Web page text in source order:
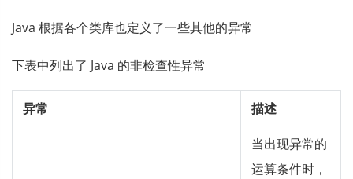
Java 根据各个类库也定义了一些其他的异常
下表中列出了 Java 的非检查性异常
异常 描述
当出现异常的
运算条件时，